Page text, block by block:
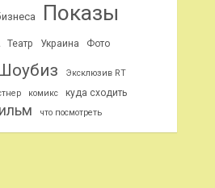
Показы
Театр Украина Фото
Эксклюзив RT
комикс
куда сходить
что посмотреть